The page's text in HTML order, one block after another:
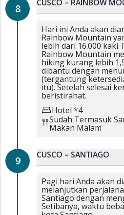
8 CUSCO – RAINBOW
Hari ini Anda akan
Rainbow Mountain
lebih dari 16.000
Rainbow Mountain
hiking kurang lebih
dibantu dengan
(tergantung
itu). Setelah selesai
beristirahat.
Hotel *4
Sudah Termasuk
Makan Malam
9 CUSCO – SANTIAGO
Pagi hari Anda akan
melanjutkan
Santiago dengan
Setibanya, waktu